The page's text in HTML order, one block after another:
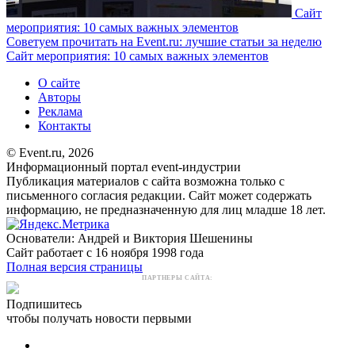
Сайт
мероприятия: 10 самых важных элементов
Советуем прочитать на Event.ru: лучшие статьи за неделю
Сайт мероприятия: 10 самых важных элементов
О сайте
Авторы
Реклама
Контакты
© Event.ru, 2026
Информационный портал event-индустрии
Публикация материалов с сайта возможна только с
письменного согласия редакции. Сайт может содержать
информацию, не предназначенную для лиц младше 18 лет.
Основатели: Андрей и Виктория Шешенины
Сайт работает с 16 ноября 1998 года
Полная версия страницы
ПАРТНЕРЫ САЙТА:
Подпишитесь
чтобы получать новости первыми